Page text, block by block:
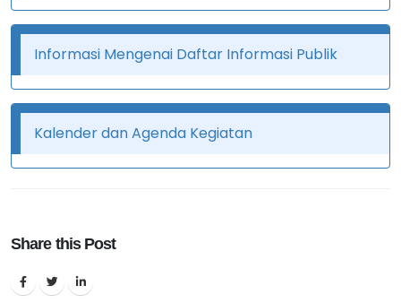
Informasi Mengenai Daftar Informasi Publik
Kalender dan Agenda Kegiatan
Share this Post